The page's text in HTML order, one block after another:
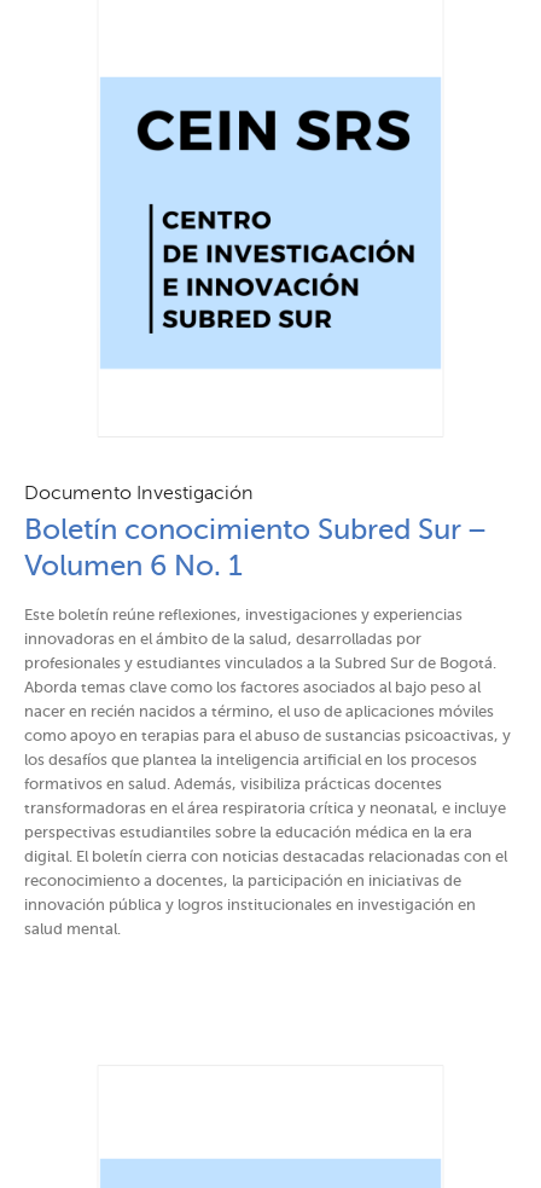
Documento Investigación
Boletín conocimiento Subred Sur –
Volumen 6 No. 1
Este boletín reúne reflexiones, investigaciones y experiencias
innovadoras en el ámbito de la salud, desarrolladas por
profesionales y estudiantes vinculados a la Subred Sur de Bogotá.
Aborda temas clave como los factores asociados al bajo peso al
nacer en recién nacidos a término, el uso de aplicaciones móviles
como apoyo en terapias para el abuso de sustancias psicoactivas, y
los desafíos que plantea la inteligencia artificial en los procesos
formativos en salud. Además, visibiliza prácticas docentes
transformadoras en el área respiratoria crítica y neonatal, e incluye
perspectivas estudiantiles sobre la educación médica en la era
digital. El boletín cierra con noticias destacadas relacionadas con el
reconocimiento a docentes, la participación en iniciativas de
innovación pública y logros institucionales en investigación en
salud mental.